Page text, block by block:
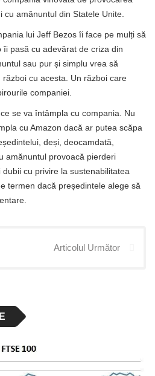
amănuntul din Statele Unite.
lui Jeff Bezos îi face pe mulți să
pasă cu adevărat de criza din
sau pur și simplu vrea să
cu acesta. Un război care
companiei.
se va întâmpla cu compania. Nu
cu Amazon dacă ar putea scăpa
deși, deocamdată,
amănuntul provoacă pierderi
cu privire la sustenabilitatea
termen dacă președintele alege să
Articolul Următor